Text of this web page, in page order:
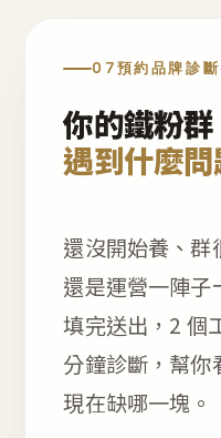
07預約品牌診斷
你的鐵粉群
遇到什麼問
還沒開始養、群
還是運營一陣子
填完送出，2 個
分鐘診斷，幫你
現在缺哪一塊。